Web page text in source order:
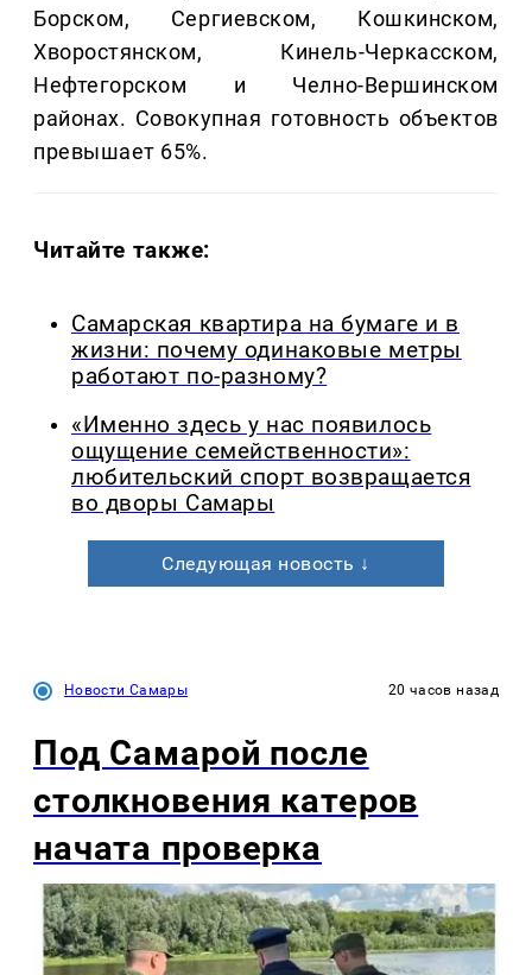
Борском, Сергиевском, Кошкинском,
Хворостянском, Кинель-Черкасском,
Нефтегорском и Челно-Вершинском
районах. Совокупная готовность объектов
превышает 65%.
Читайте также:
Самарская квартира на бумаге и в
жизни: почему одинаковые метры
работают по-разному?
«Именно здесь у нас появилось
ощущение семейственности»:
любительский спорт возвращается
во дворы Самары
Следующая новость ↓
Новости Самары 20 часов назад
Под Самарой после
столкновения катеров
начата проверка